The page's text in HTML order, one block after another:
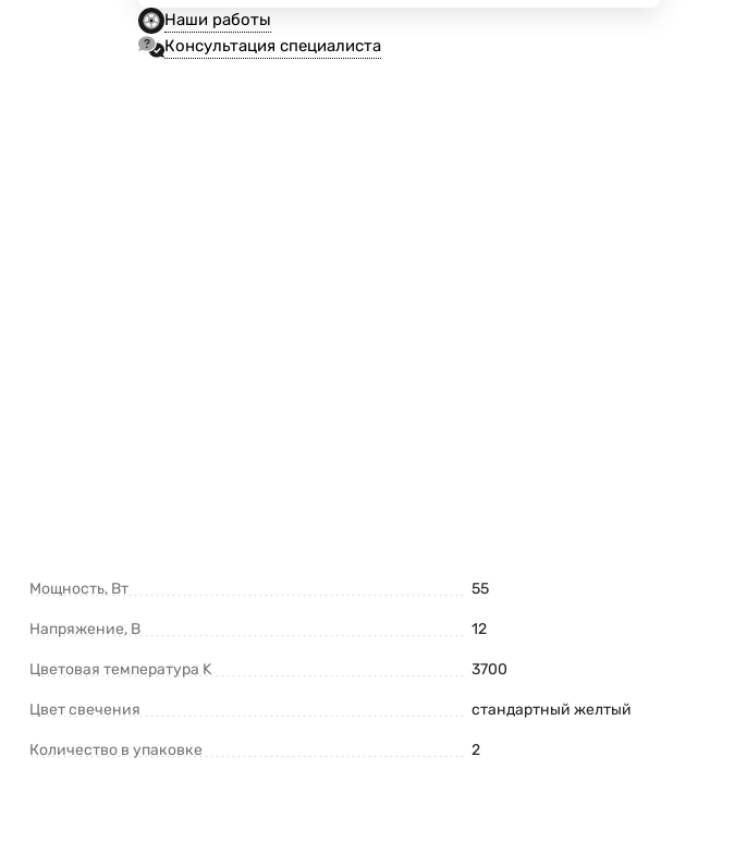
Наши работы
Консультация специалиста
Мощность, Вт 55
Напряжение, В 12
Цветовая температура K 3700
Цвет свечения стандартный желтый
Количество в упаковке 2